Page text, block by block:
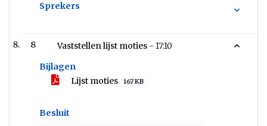
Sprekers
8 Vaststellen lijst moties - 17:10
Bijlagen
Lijst moties
167 KB
Besluit